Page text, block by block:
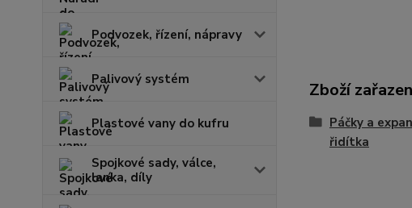
Podvozek, řízení, nápravy
Palivový systém
Plastové vany do kufru
Spojkové sady, válce,
lanka, díly
Zboží
Páčky a
řidítka